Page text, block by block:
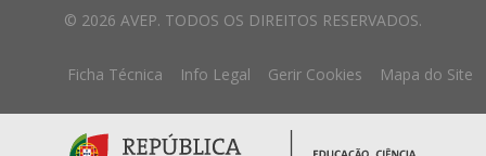
© 2026 AVEP. TODOS OS DIREITOS RESERVADOS.
Ficha Técnica Info Legal Gerir Cookies Mapa do Site